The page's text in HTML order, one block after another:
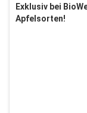
Exklusiv bei
Apfelsorten!